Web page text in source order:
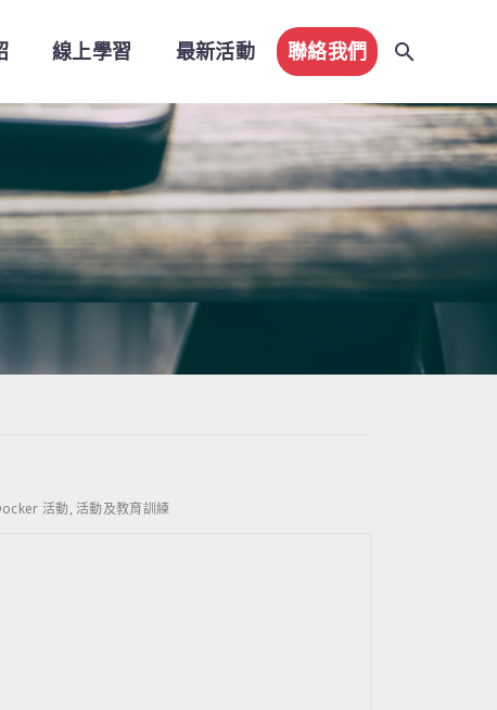
線上學習 最新活動 聯絡我們
活動,活動及教育訓練